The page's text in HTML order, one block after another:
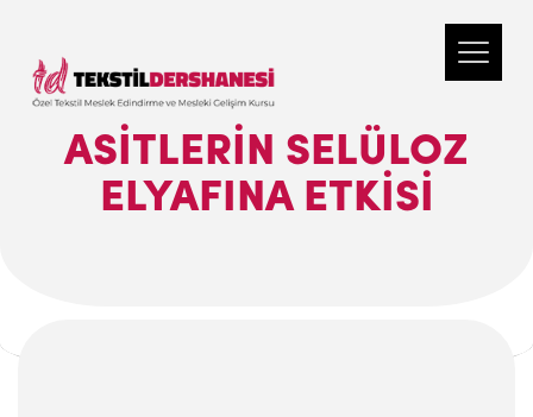
ASİTLERİN SELÜLOZ
ELYAFINA ETKİSİ